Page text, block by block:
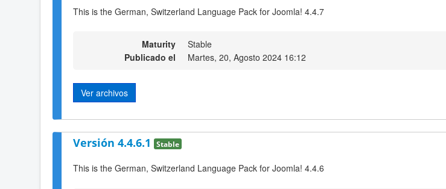
This is the German, Switzerland Language Pack for Joomla! 4.4.7
Maturity
Stable
Publicado el
Martes, 20, Agosto 2024 16:12
Ver archivos
Versión 4.4.6.1 Stable
This is the German, Switzerland Language Pack for Joomla! 4.4.6